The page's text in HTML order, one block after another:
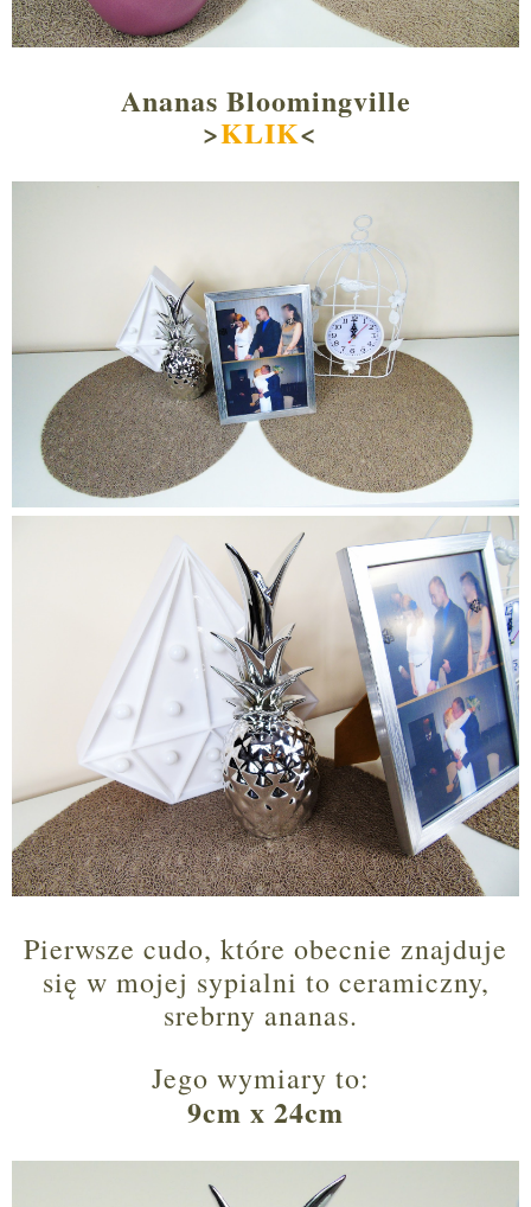
Ananas Bloomingville
>KLIK<
Pierwsze cudo, które obecnie znajduje
się w mojej sypialni to ceramiczny,
srebrny ananas.
Jego wymiary to:
9cm x 24cm